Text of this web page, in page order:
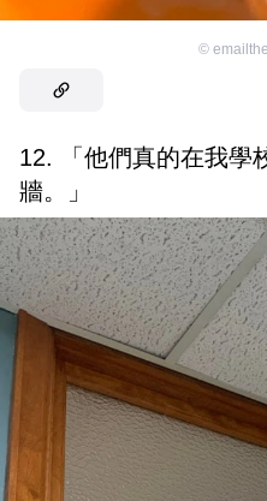
©
12. 「他們真的在我學
牆。」